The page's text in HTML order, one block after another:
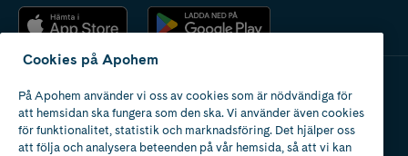
Apotek med tillstånd
av Läkemedelsverket
Cookies på Apohem
På Apohem använder vi oss av cookies som är nödvändiga för
att hemsidan ska fungera som den ska. Vi använder även cookies
för funktionalitet, statistik och marknadsföring. Det hjälper oss
att följa och analysera beteenden på vår hemsida, så att vi kan